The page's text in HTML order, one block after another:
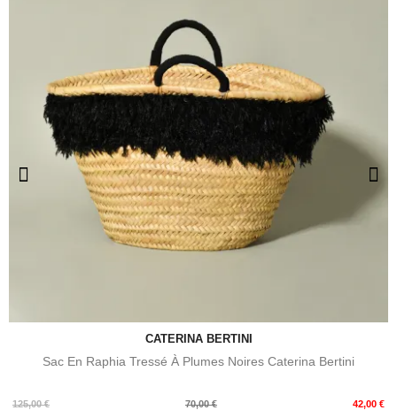
CATERINA BERTINI
Sac En Raphia Tressé À Plumes Noires Caterina Bertini
125,00 €
Prix
70,00 € 42,00 €
Prix